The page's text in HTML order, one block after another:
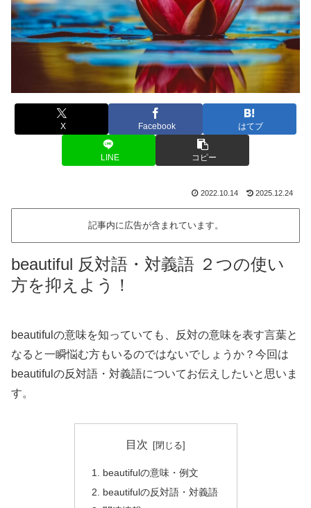
X Facebook はてブ
LINE コピー
2022.10.14 2025.12.24
記事内に広告が含まれています。
beautiful 反対語・対義語 ２つの使い
方を抑えよう！
beautifulの意味を知っていても、反対の意味を表す言葉と
なると一瞬悩む方もいるのではないでしょうか？今回は
beautifulの反対語・対義語についてお伝えしたいと思いま
す。
目次
beautifulの意味・例文
beautifulの反対語・対義語